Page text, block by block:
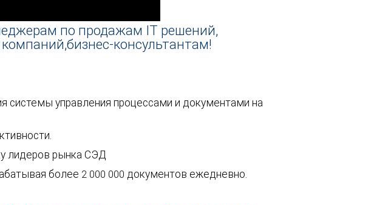
по продажам IT решений,
бизнес-консультантам!
системы управления процессами и документами на
лидеров рынка СЭД
более 2 000 000 документов ежедневно.